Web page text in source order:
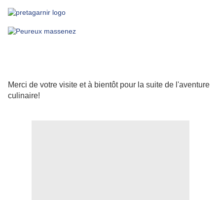
Merci de votre visite et à bientôt pour la suite de l'aventure
culinaire!